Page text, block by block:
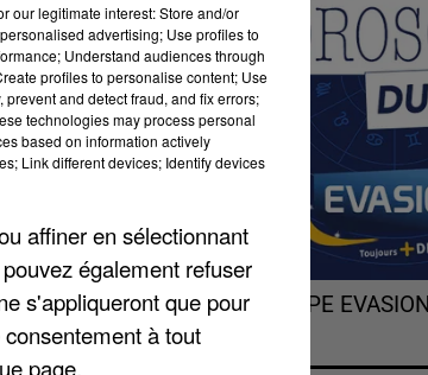
C'est
du
donne l'eau
igny.fr.
L'HOROSCOPE EVASION
our legitimate interest: Store and/or
advertising; Use profiles to
Understand audiences through
profiles to personalise content; Use
and detect fraud, and fix errors;
technologies may process personal
based on information actively
Link different devices; Identify devices
affiner en sélectionnant
également refuser
s'appliqueront que pour
à tout
page.